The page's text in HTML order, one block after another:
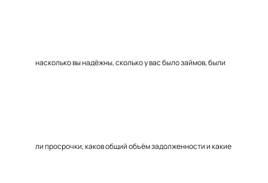
насколько вы надёжны, сколько у вас было займов, были
ли просрочки, каков общий объём задолженности и какие